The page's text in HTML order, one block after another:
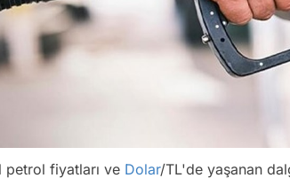
petrol fiyatları ve Dolar/TL'de yaşanan